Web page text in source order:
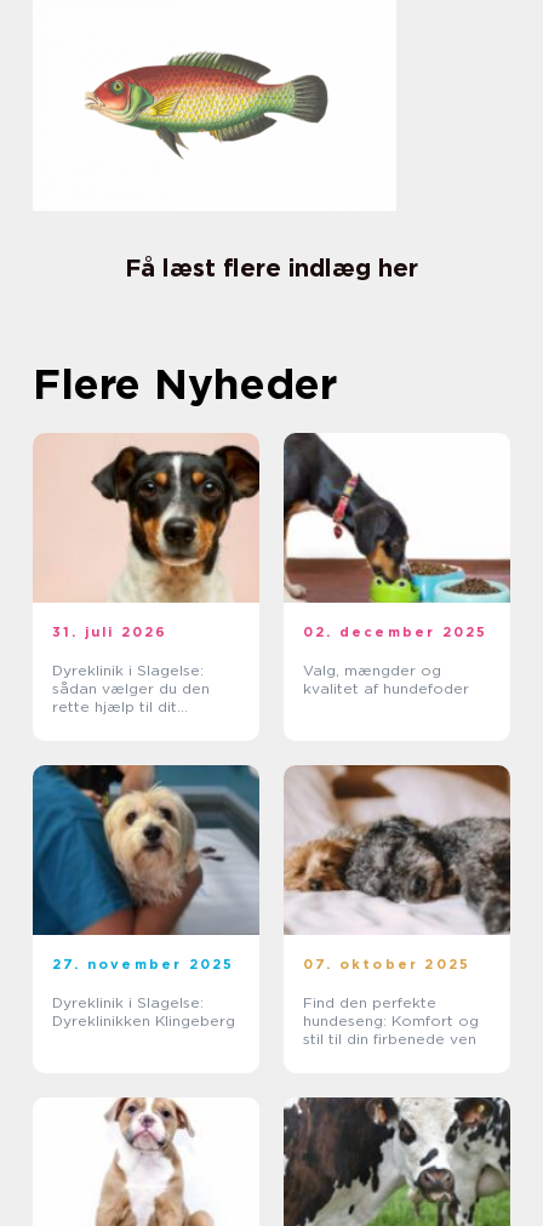
Få læst flere indlæg her
Flere Nyheder
31. juli 2026
Dyreklinik i Slagelse:
sådan vælger du den
rette hjælp til dit
02. december 2025
Valg, mængder og
kvalitet af hundefoder
27. november 2025
Dyreklinik i Slagelse:
Dyreklinikken Klingeberg
07. oktober 2025
Find den perfekte
hundeseng: Komfort og
stil til din firbenede ven